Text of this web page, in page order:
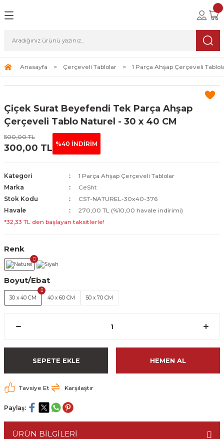
Tablolar
Tablolar
Sanat
Anasayfa Çerçeveli Tablolar 1 Parça Ahşap Çerçeveli
Çiçek Surat Beyefendi Tek Parça Ahşap
Çerçeveli Tablo Naturel - 30 x 40 CM
500,00 TL
300,00 TL %40 İNDİRİM
Kategori
1 Parça Ahşap Çerçeveli Tablolar
Marka
CeSht
Stok Kodu
CST-NATUREL-30x40-376
Havale
270,00 TL (%10,00 havale indirimi)
*32,33 TL den başlayan taksitlerle!
Renk
Boyut/Ebat
30 x 40 CM 40 x 60 CM 50 x 70 CM
SEPETE EKLE HEMEN AL
Tavsiye Et Karşılaştır
Paylaş:
ÜRÜN BİLGİLERİ